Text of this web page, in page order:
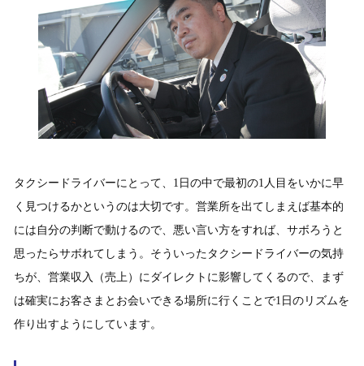
タクシードライバーにとって、1日の中で最初の1人目をいかに早
く見つけるかというのは大切です。営業所を出てしまえば基本的
には自分の判断で動けるので、悪い言い方をすれば、サボろうと
思ったらサボれてしまう。そういったタクシードライバーの気持
ちが、営業収入（売上）にダイレクトに影響してくるので、まず
は確実にお客さまとお会いできる場所に行くことで1日のリズムを
作り出すようにしています。